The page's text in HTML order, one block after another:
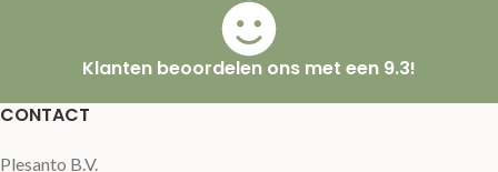
Klanten beoordelen ons met een 9.3!
CONTACT
Plesanto B.V.